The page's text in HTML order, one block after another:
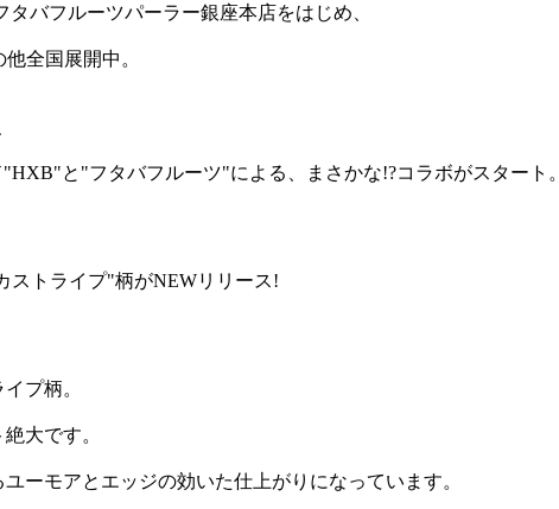
バフルーツパーラー銀座本店をはじめ、
全国展開中。
と"フタバフルーツ"による、まさかな!?コラボがスタート。
ストライプ"柄がNEWリリース!
プ柄。
大です。
ーモアとエッジの効いた仕上がりになっています。